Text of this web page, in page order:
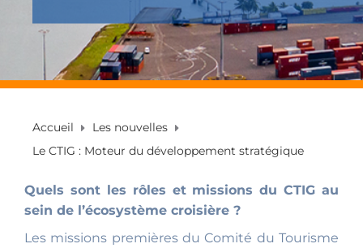
Accueil
Les nouvelles
Le CTIG : Moteur du développement stratégique
Quels sont les rôles et missions du CTIG au
sein de l’écosystème croisière ?
Les missions premières du Comité du Tourisme